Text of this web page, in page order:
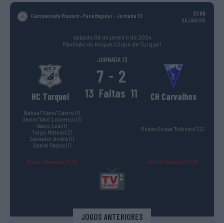
Campeonato Placard - Fase Regular- Jornada 13
21:00
06 JANEIRO
sábado 06 de janeiro de 2024
Pavilhão do Hóquei Clube de Turquel
JORNADA 13
HC Turquel
7 - 2
13 Faltas 11 CH Carvalhos
Nahuel "Nanu" Castro (1)
Xavier "Xavi" Lourenço (1)
Vasco Luís (1)
Tiago Mateus (2)
Salvador André (1)
Daniel Passos (1)
Rúben Sousa "Rubinho" (2)
Diogo Almeida ® (2) André Almeida ® (7)
JOGOS ANTERIORES